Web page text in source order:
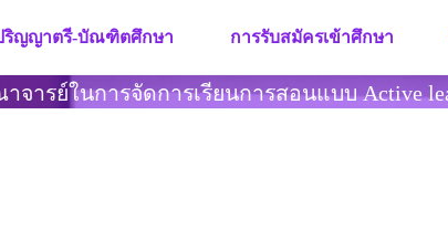
ริญญาตรี-บัณฑิตศึกษา การรับสมัครเข้าศึกษา
ารย์ในการจัดการเรียนการสอนแบบ Active